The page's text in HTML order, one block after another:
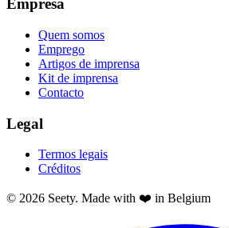
Empresa
Quem somos
Emprego
Artigos de imprensa
Kit de imprensa
Contacto
Legal
Termos legais
Créditos
© 2026 Seety. Made with ❤️ in Belgium